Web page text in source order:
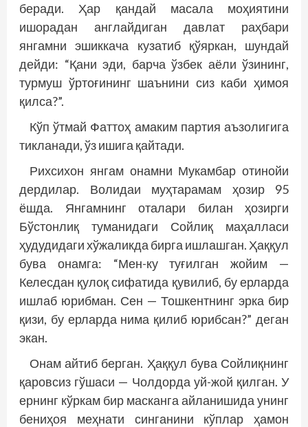
беради. Ҳар қандай масала моҳиятини
ишорадан анг­лайдиган давлат раҳбари
янгамни эшиккача кузатиб қўяркан, шундай
дейди: “Қани эди, барча ўзбек аёли ўзининг,
турмуш ўртоғининг шаънини сиз каби ҳимоя
қилса?”.
Кўп ўтмай Фаттоҳ амаким партия аъзолигига
тикланади, ўз ишига қайтади.
Рихсихон янгам онамни Мукамбар отинойи
дердилар. Волидаи муҳтарамам ҳозир 95
ёшда. Янгамнинг оталари билан ҳозирги
Бўстонлиқ туманидаги Сойлиқ маҳалласи
ҳудудидаги хўжаликда бирга ишлашган. Ҳаққул
бува онамга: “Мен-ку туғилган жойим —
Келесдан қулоқ сифатида қувилиб, бу ерларда
ишлаб юрибман. Сен — Тошкентнинг эрка бир
қизи, бу ерларда нима қилиб юрибсан?” деган
экан.
Онам айтиб берган. Ҳаққул бува Сойлиқнинг
қаровсиз гўшаси — Чолдорда уй-жой қилган. У
ернинг кўркам бир мас­канга айланишида унинг
бениҳоя меҳнати синганини кўп­лар ҳамон